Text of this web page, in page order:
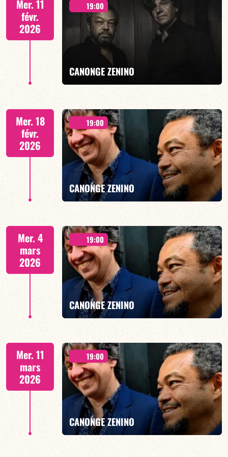
Mer. 11
févr.
2026
19:00
CANONGE ZENINO
Duo Jazz - 19h00
EN SAVOIR PLUS
Mer. 18
févr.
2026
19:00
CANONGE ZENINO
Duo Jazz - 19h00
EN SAVOIR PLUS
Mer. 4
mars
2026
19:00
CANONGE ZENINO
Duo Jazz - 19h00
EN SAVOIR PLUS
Mer. 11
mars
2026
19:00
CANONGE ZENINO